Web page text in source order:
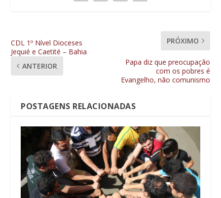
CDL 1º Nível Dioceses
Jequié e Caetité – Bahia
ANTERIOR
PRÓXIMO
Papa diz que preocupação
com os pobres é
Evangelho, não comunismo
POSTAGENS RELACIONADAS